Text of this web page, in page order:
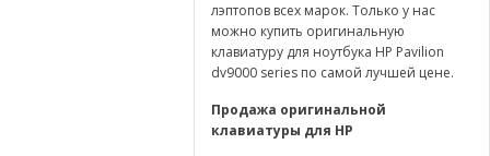
лэптопов всех марок. Только у нас
можно купить оригинальную
клавиатуру для ноутбука HP Pavilion
dv9000 series по самой лучшей цене.
Продажа оригинальной
клавиатуры для HP